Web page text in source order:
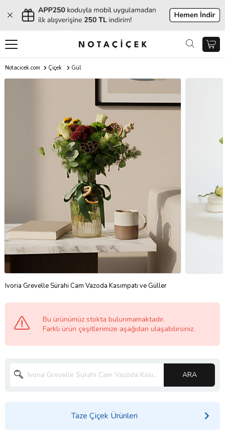
Notacicek.com Çiçek Gül
Ivoria Grevelle Sürahi Cam Vazoda Kasımpatı ve Güller
Bu ürünümüz stokta bulunmamaktadır.
Farklı ürün çeşitlerimize aşağıdan ulaşabilirsiniz.
ARA
Taze Çiçek Ürünleri